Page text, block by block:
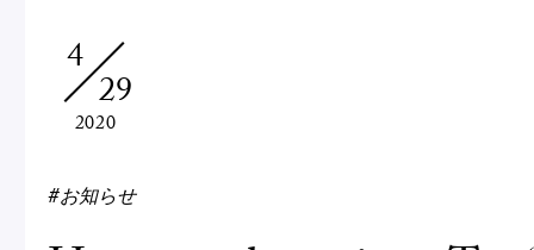
4
29
2020
#お知らせ